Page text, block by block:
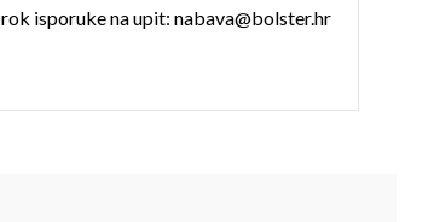
rok isporuke na upit: nabava@bolster.hr